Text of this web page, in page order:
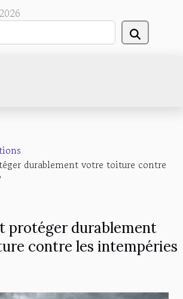
durablement votre toiture contre
protéger durablement
contre les intempéries